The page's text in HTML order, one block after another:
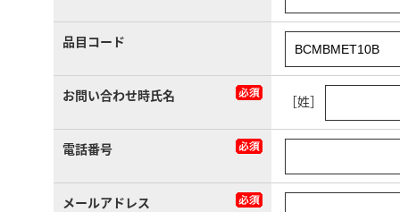
品目コード
お問い合わせ時氏名 ［姓］
電話番号
メールアドレス